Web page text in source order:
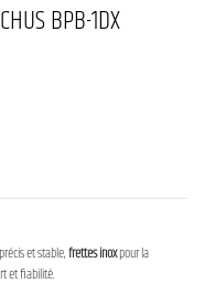
BPB-1DX
et stable,frettes inoxpour la
et fiabilité.